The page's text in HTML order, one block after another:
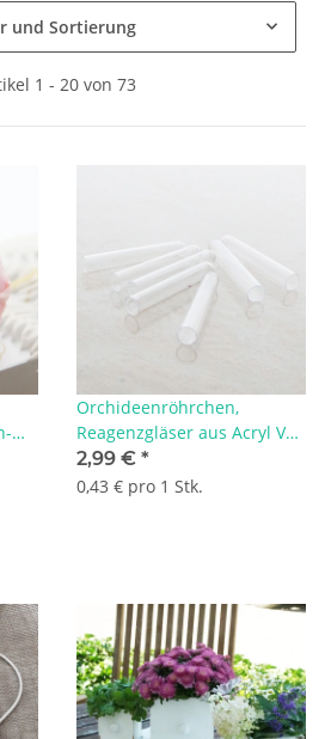
und Sortierung
1 - 20 von 73
Orchideenröhrchen,
Reagenzgläser aus Acryl VE
7 Stk für Frischblumen und
Trockenblumen
2,99 € *
0,43 € pro 1 Stk.